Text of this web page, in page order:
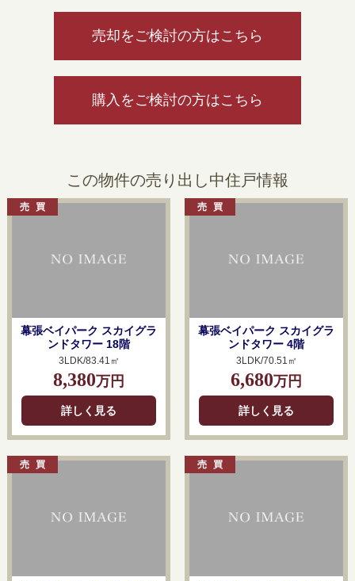
売却をご検討の方はこちら
購入をご検討の方はこちら
この物件の売り出し中住戸情報
幕張ベイパーク スカイグラ
ンドタワー 18階
3LDK/83.41㎡
8,380万円
詳しく見る
幕張ベイパーク スカイグラ
ンドタワー 4階
3LDK/70.51㎡
6,680万円
詳しく見る